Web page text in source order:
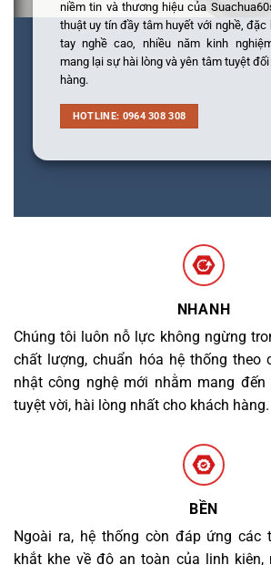
niềm tin và thương hiệu của
thuật uy tín đầy tâm huyết với nghề,
tay nghề cao, nhiều năm kinh
mang lại sự hài lòng và yên tâm tuyệt
hàng.
HOTLINE: 0964 308 308
NHANH
Chúng tôi luôn nỗ lực không ngừng
chất lượng, chuẩn hóa hệ thống theo
nhật công nghệ mới nhằm mang
tuyệt vời, hài lòng nhất cho khách hàng.
BỀN
Ngoài ra, hệ thống còn đáp ứng các
khắt khe về độ an toàn của linh kiện,